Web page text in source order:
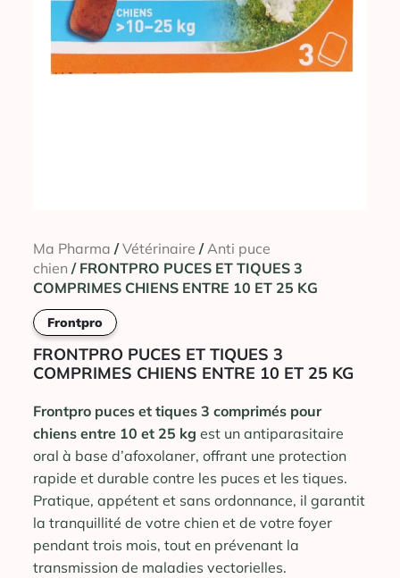
Ma Pharma /Vétérinaire /Anti puce
chien / FRONTPRO PUCES ET TIQUES 3
COMPRIMES CHIENS ENTRE 10 ET 25 KG
Frontpro
FRONTPRO PUCES ET TIQUES 3
COMPRIMES CHIENS ENTRE 10 ET 25 KG
Frontpro puces et tiques 3 comprimés pour
chiens entre 10 et 25 kg est un antiparasitaire
oral à base d’afoxolaner, offrant une protection
rapide et durable contre les puces et les tiques.
Pratique, appétent et sans ordonnance, il garantit
la tranquillité de votre chien et de votre foyer
pendant trois mois, tout en prévenant la
transmission de maladies vectorielles.